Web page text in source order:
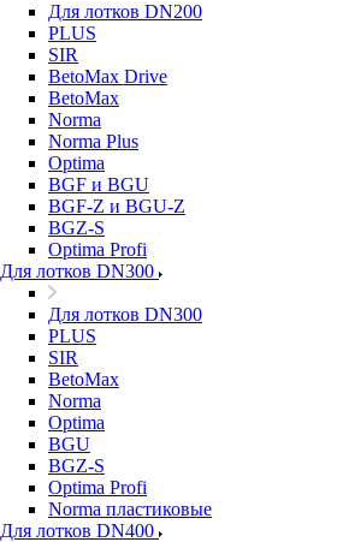
Для лотков DN200
PLUS
SIR
BetoMax Drive
BetoMax
Norma
Norma Plus
Optima
BGF и BGU
BGF-Z и BGU-Z
BGZ-S
Optima Profi
Для лотков DN300
Для лотков DN300
PLUS
SIR
BetoMax
Norma
Optima
BGU
BGZ-S
Optima Profi
Norma пластиковые
Для лотков DN400